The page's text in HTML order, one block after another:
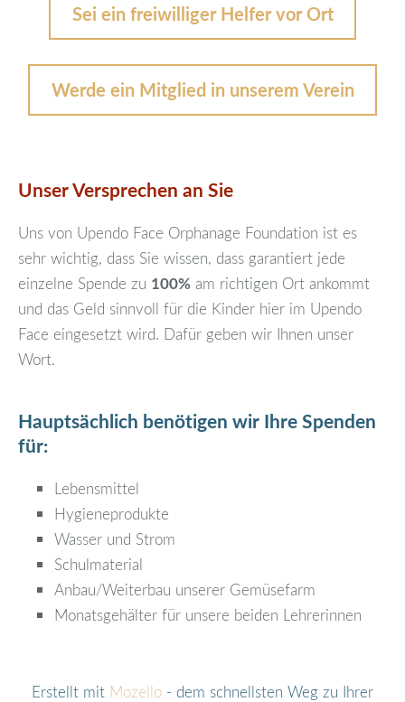
Sei ein freiwilliger Helfer vor Ort
Werde ein Mitglied in unserem Verein
Unser Versprechen an Sie
Uns von Upendo Face Orphanage Foundation ist es
sehr wichtig, dass Sie wissen, dass garantiert jede
einzelne Spende zu 100% am richtigen Ort ankommt
und das Geld sinnvoll für die Kinder hier im Upendo
Face eingesetzt wird. Dafür geben wir Ihnen unser
Wort.
Hauptsächlich benötigen wir Ihre Spenden
für:
Lebensmittel
Hygieneprodukte
Wasser und Strom
Schulmaterial
Anbau/Weiterbau unserer Gemüsefarm
Monatsgehälter für unsere beiden Lehrerinnen
Erstellt mit Mozello - dem schnellsten Weg zu Ihrer